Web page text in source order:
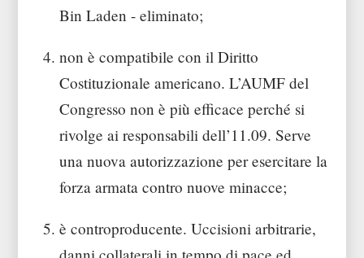
Bin Laden - eliminato;
non è compatibile con il Diritto
Costituzionale americano. L’AUMF del
Congresso non è più efficace perché si
rivolge ai responsabili dell’11.09. Serve
una nuova autorizzazione per esercitare la
forza armata contro nuove minacce;
è controproducente. Uccisioni arbitrarie,